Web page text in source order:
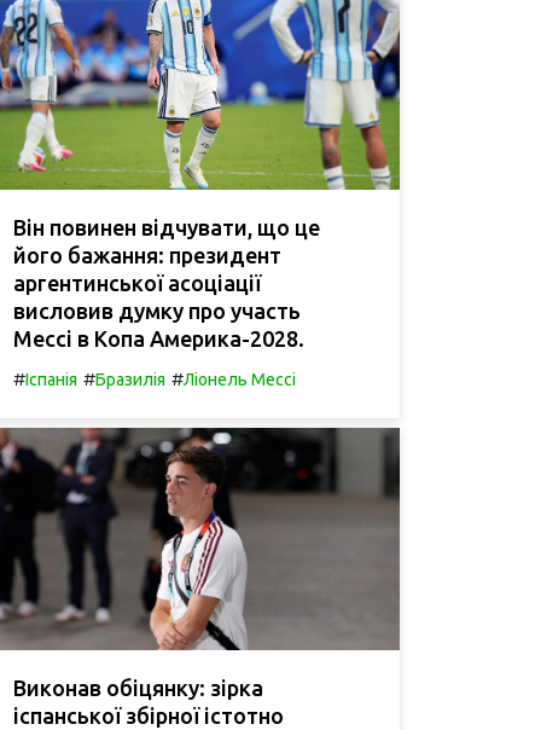
Він повинен відчувати, що це
його бажання: президент
аргентинської асоціації
висловив думку про участь
Мессі в Копа Америка-2028.
#Іспанія #Бразилія #Ліонель Мессі
Виконав обіцянку: зірка
іспанської збірної істотно